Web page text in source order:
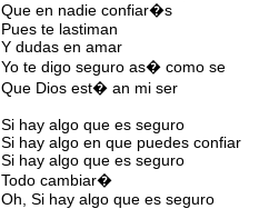
Que en nadie confiar�s
Pues te lastiman
Y dudas en amar
Yo te digo seguro as� como se
Que Dios est� an mi ser
Si hay algo que es seguro
Si hay algo en que puedes confiar
Si hay algo que es seguro
Todo cambiar�
Oh, Si hay algo que es seguro